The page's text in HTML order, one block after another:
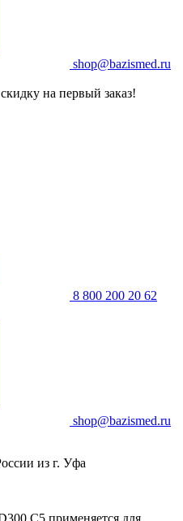
shop@bazismed.ru
на первый заказ!
8 800 200 20 62
shop@bazismed.ru
из г. Уфа
C5 применяется для